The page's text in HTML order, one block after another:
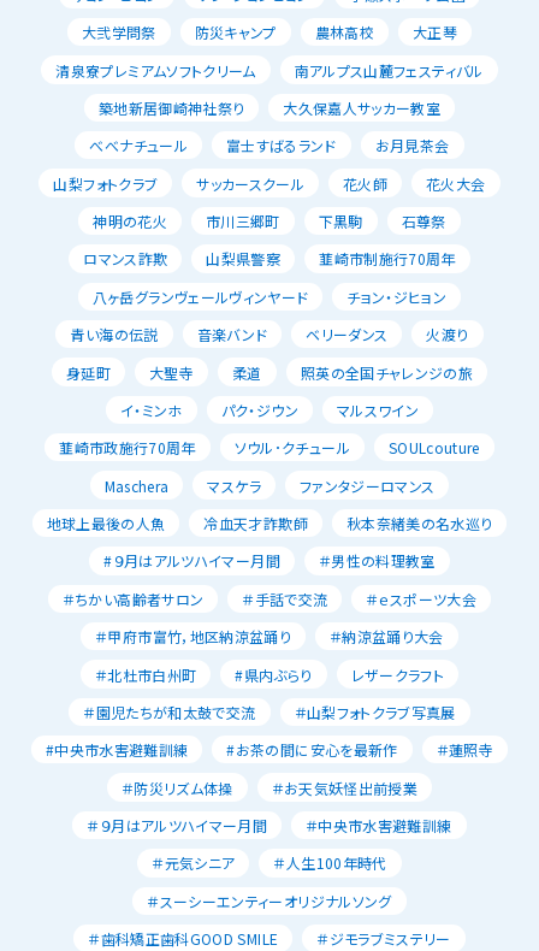
大弐学問祭
防災キャンプ 農林高校
大正琴
清泉寮プレミアムソフトクリーム
南アルプス山麓フェスティバル
築地新居御崎神社祭り
大久保嘉人サッカー教室
べべナチュール
富士すばるランド
お月見茶会
山梨フォトクラブ
サッカースクール 花火師
花火大会
神明の花火
市川三郷町 下黒駒
石尊祭
ロマンス詐欺
山梨県警察
韮崎市制施行70周年
八ヶ岳グランヴェールヴィンヤード
チョン・ジヒョン
青い海の伝説
音楽バンド ベリーダンス
火渡り
身延町
大聖寺 柔道
照英の全国チャレンジの旅
イ・ミンホ
パク・ジウン
マルスワイン
韮崎市政施行70周年
ソウル･クチュール
SOULcouture
Maschera
マスケラ
ファンタジーロマンス
地球上最後の人魚
冷血天才詐欺師
秋本奈緒美の名水巡り
#９月はアルツハイマー月間
＃男性の料理教室
＃ちかい高齢者サロン
＃手話で交流
＃ｅスポーツ大会
＃甲府市富竹，地区納涼盆踊り
＃納涼盆踊り大会
＃北杜市白州町
#県内ぶらり
レザークラフト
＃園児たちが和太鼓で交流
＃山梨フォトクラブ写真展
#中央市水害避難訓練
#お茶の間に安心を最新作
＃蓮照寺
＃防災リズム体操
＃お天気妖怪出前授業
＃９月はアルツハイマー月間
＃中央市水害避難訓練
＃元気シニア
＃人生100年時代
＃スーシーエンティーオリジナルソング
＃歯科矯正歯科GOOD SMILE
＃ジモラブミステリー